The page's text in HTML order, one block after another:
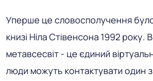
Уперше це словосполучення
книзі Ніла Стівенсона 1992 року.
метавсесвіт - це єдиний
люди можуть контактувати один